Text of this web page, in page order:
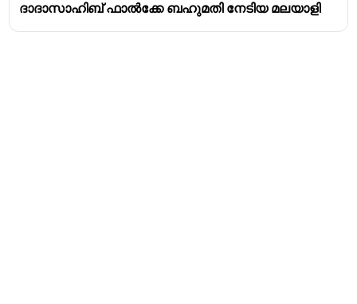
ദാദാസാഹിബ് ഫാൽക്കേ ബഹുമതി നേടിയ മലയാളി